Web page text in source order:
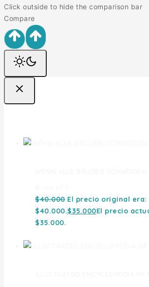
Click outside to hide the comparison bar
Compare
$40.000 El precio original era:
$40.000.$35.000El precio
$35.000.